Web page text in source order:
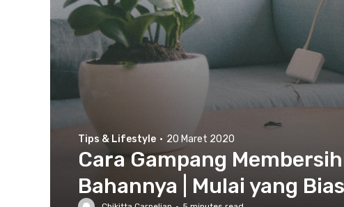
Tips & Lifestyle · 20 Maret 2020
Cara Gampang
Bahannya | Mulai yang